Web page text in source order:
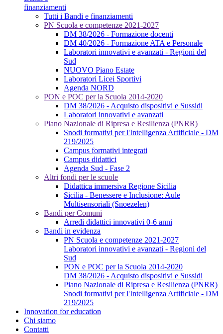
finanziamenti
Tutti i Bandi e finanziamenti
PN Scuola e competenze 2021-2027
DM 38/2026 - Formazione docenti
DM 40/2026 - Formazione ATA e Personale
Laboratori innovativi e avanzati - Regioni del
Sud
NUOVO Piano Estate
Laboratori Licei Sportivi
Agenda NORD
PON e POC per la Scuola 2014-2020
DM 38/2026 - Acquisto dispositivi e Sussidi
Laboratori innovativi e avanzati
Piano Nazionale di Ripresa e Resilienza (PNRR)
Snodi formativi per l'Intelligenza Artificiale - DM
219/2025
Campus formativi integrati
Campus didattici
Agenda Sud - Fase 2
Altri fondi per le scuole
Didattica immersiva Regione Sicilia
Sicilia - Benessere e Inclusione: Aule
Multisensoriali (Snoezelen)
Bandi per Comuni
Arredi didattici innovativi 0-6 anni
Bandi in evidenza
PN Scuola e competenze 2021-2027
Laboratori innovativi e avanzati - Regioni del
Sud
PON e POC per la Scuola 2014-2020
DM 38/2026 - Acquisto dispositivi e Sussidi
Piano Nazionale di Ripresa e Resilienza (PNRR)
Snodi formativi per l'Intelligenza Artificiale - DM
219/2025
Innovation for education
Chi siamo
Contatti